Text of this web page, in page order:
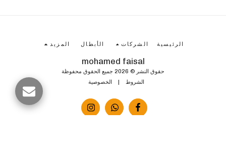
mohamed faisal
حقوق النشر © 2026 جميع الحقوق محفوظة
الشروط
| الخصوصية
الرئيسية الشركات الأبطال المزيد